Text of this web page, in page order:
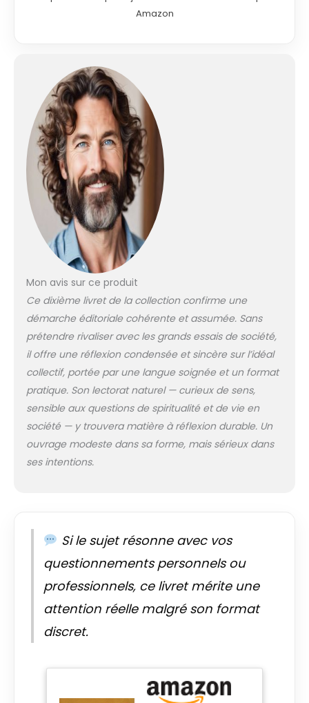
Amazon
Mon avis sur ce produit
Ce dixième livret de la collection confirme une
démarche éditoriale cohérente et assumée. Sans
prétendre rivaliser avec les grands essais de société,
il offre une réflexion condensée et sincère sur l’idéal
collectif, portée par une langue soignée et un format
pratique. Son lectorat naturel — curieux de sens,
sensible aux questions de spiritualité et de vie en
société — y trouvera matière à réflexion durable. Un
ouvrage modeste dans sa forme, mais sérieux dans
ses intentions.
Si le sujet résonne avec vos
questionnements personnels ou
professionnels, ce livret mérite une
attention réelle malgré son format
discret.